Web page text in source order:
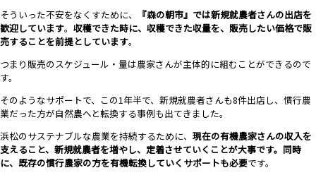
そういった不安をなくすために、
『森の朝市』では新規就農者さんの出店を
歓迎しています。 収穫できた時に、収穫できた収量を、販売したい価格で販
売することを前提としています。
つまり販売のスケジュール・量は農家さんが主体的に組むことができるので
す。
そのようなサポートで、この1年半で、新規就農者さんも8件出店し、慣行農
業だった方が自然農へと転換する事例も出てきました。
浜松のサステナブルな農業を持続するために、 現在の有機農家さんの収入を
支えること、新規就農者を増やし、定着させていくことが大事です。同時
に、既存の慣行農家の方を有機転換していくサポートも必要です。